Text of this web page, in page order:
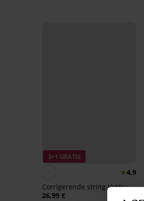
3+1 GRATIS
4,9
Corrigerende string Vektra
26,99 €